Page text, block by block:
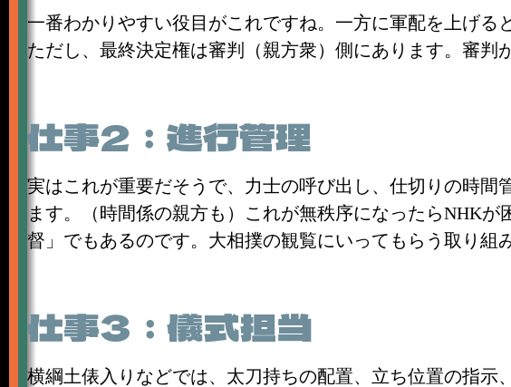
一番わかりやすい役目がこれですね。一方に軍配を上げる
ただし、最終決定権は審判（親方衆）側にあります。審判
仕事2：進行管理
実はこれが重要だそうで、力士の呼び出し、仕切りの時
ます。（時間係の親方も）これが無秩序になったらNHK
督」でもあるのです。大相撲の観覧にいってもらう取り組
仕事3：儀式担当
横綱土俵入りなどでは、太刀持ちの配置、立ち位置の指